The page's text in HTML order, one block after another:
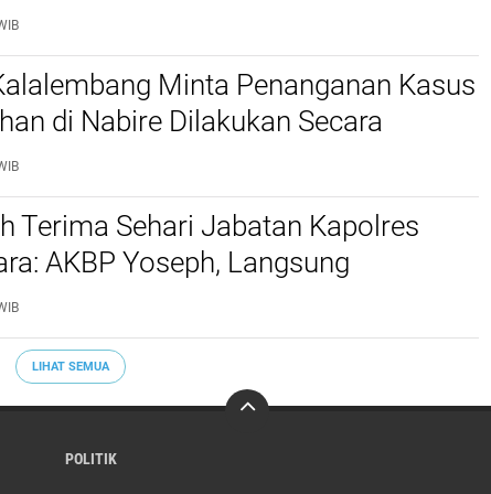
Tana Toraja dan Toraja
Minta Penanganan Kasus
di Nabire Dilakukan Secara
dan Sesuai Prosedur Hukum
Terima Sehari Jabatan Kapolres
AKBP Yoseph, Langsung
URC Resmob SatReskrim Tangkap
Seksual Anak
LIHAT SEMUA
POLITIK